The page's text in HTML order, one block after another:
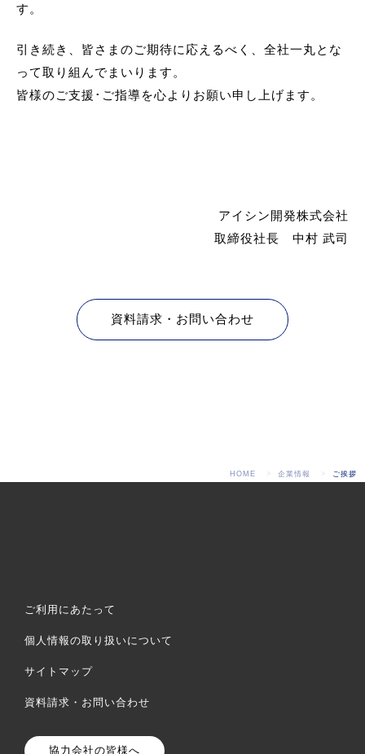
す。
引き続き、皆さまのご期待に応えるべく、全社一丸とな
って取り組んでまいります。
皆様のご支援･ご指導を心よりお願い申し上げます。
アイシン開発株式会社
取締役社長 中村 武司
資料請求・お問い合わせ
HOME 企業情報 ご挨拶
ご利用にあたって
個人情報の取り扱いについて
サイトマップ
資料請求・お問い合わせ
協力会社の皆様へ